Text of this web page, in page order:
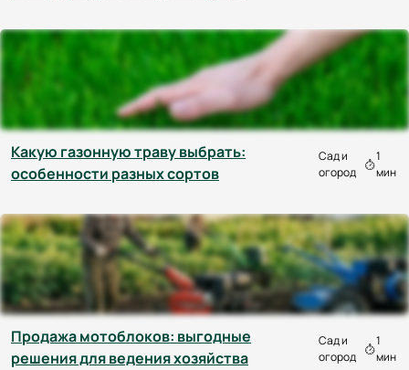
​​Какую газонную траву выбрать:
особенности разных сортов
Сад и
огород
1
мин
Продажа мотоблоков: выгодные
решения для ведения хозяйства
Сад и
огород
1
мин